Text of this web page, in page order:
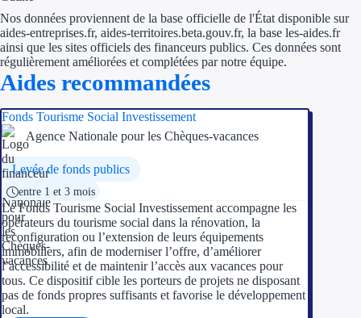
Nos données proviennent de la base officielle de l'État disponible sur
aides-entreprises.fr, aides-territoires.beta.gouv.fr, la base les-aides.fr
ainsi que les sites officiels des financeurs publics. Ces données sont
régulièrement améliorées et complétées par notre équipe.
Aides recommandées
Fonds Tourisme Social Investissement
Agence Nationale pour les Chèques-vacances
Levée de fonds publics
entre 1 et 3 mois
Le Fonds Tourisme Social Investissement accompagne les
opérateurs du tourisme social dans la rénovation, la
reconfiguration ou l’extension de leurs équipements
immobiliers, afin de moderniser l’offre, d’améliorer
l’accessibilité et de maintenir l’accès aux vacances pour
tous. Ce dispositif cible les porteurs de projets ne disposant
pas de fonds propres suffisants et favorise le développement
local.